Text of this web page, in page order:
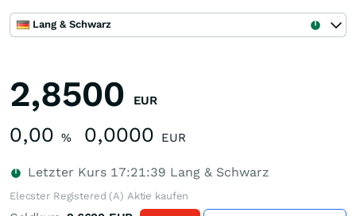
Lang & Schwarz
2,8500 EUR
0,00 % 0,0000 EUR
Letzter Kurs 17:21:39 Lang & Schwarz
Elecster Registered (A) Aktie kaufen